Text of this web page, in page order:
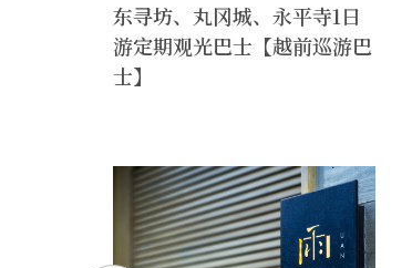
东寻坊、丸冈城、永平寺1日
游定期观光巴士【越前巡游巴
士】